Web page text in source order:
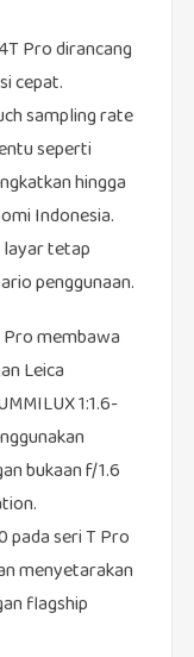
Pro dirancang
cepat.
sampling rate
seperti
hingga
Indonesia.
layar tetap
penggunaan.
Pro membawa
Leica
1:1.6-
bukaan f/1.6
pada seri T Pro
menyetarakan
flagship